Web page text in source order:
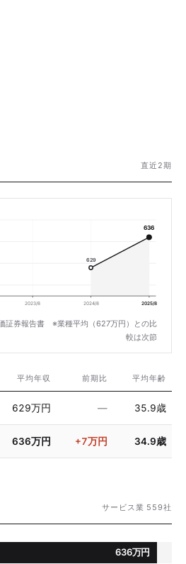
直近2期
629
636
2023/8 2024/8 2025/8
証券報告書 ※業種平均（627万円）との比
較は次節
平均年収 前期比 平均年齢
629万円 — 35.9歳
636万円 +7万円 34.9歳
サービス業 559社
636万円